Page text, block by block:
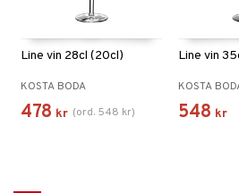
Line vin 28cl (20cl)
KOSTA BODA
478 kr (ord. 548 kr)
Line vin
KOSTA
548 kr